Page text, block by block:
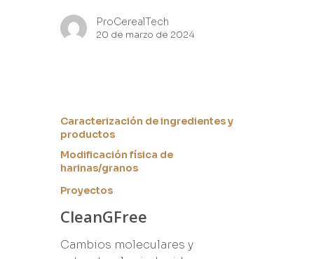
ProCerealTech
20 de marzo de 2024
Caracterización de ingredientes y
productos
Modificación física de
harinas/granos
Proyectos
CleanGFree
Cambios moleculares y